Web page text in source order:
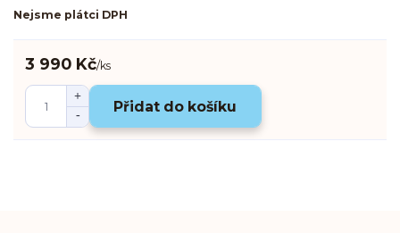
Nejsme plátci DPH
3 990 Kč/ks
Přidat do košíku